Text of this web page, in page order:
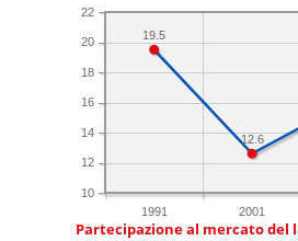
1991 2001
10
12
14
16
18
20
22
12.6
19.5
Partecipazione al mercato del